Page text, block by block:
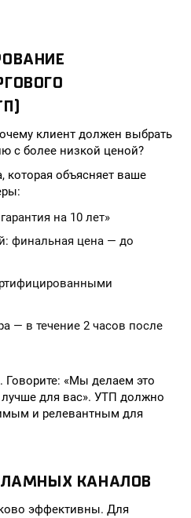
клиент должен выбрать
с более низкой ценой?
которая объясняет ваше
на 10 лет»
финальная цена — до
— в течение 2 часов после
Говорите: «Мы делаем это
для вас». УТП должно
и релевантным для
КАНАЛОВ
эффективны. Для